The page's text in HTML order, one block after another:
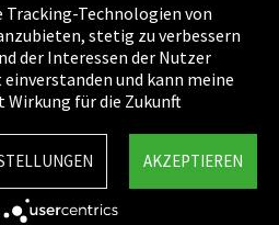
Tracking-Technologien von
stetig zu verbessern
der Interessen der Nutzer
und kann meine
für die Zukunft
AKZEPTIEREN